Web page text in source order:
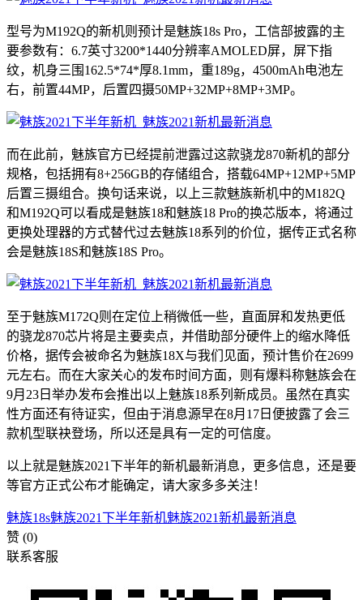
型号为M192Q的新机则预计是魅族18s Pro，工信部披露的主
要参数有：6.7英寸3200*1440分辨率AMOLED屏，屏下指
纹，机身三围162.5*74*厚8.1mm，重189g，4500mAh电池左
右，前置44MP，后置四摄50MP+32MP+8MP+3MP。
而在此前，魅族官方已经提前泄露过这款骁龙870新机的部分
规格，包括拥有8+256GB的存储组合，搭载64MP+12MP+5MP
后置三摄组合。换句话来说，以上三款魅族新机中的M182Q
和M192Q可以看成是魅族18和魅族18 Pro的换芯版本，将通过
更换处理器的方式替代过去魅族18系列的价位，据传正式名称
会是魅族18S和魅族18S Pro。
至于魅族M172Q则在定位上稍微低一些，直面屏和发热更低
的骁龙870芯片将是主要卖点，并借助部分硬件上的缩水降低
价格，据传会被命名为魅族18X与我们见面，预计售价在2699
元左右。而在大家关心的发布时间方面，则有爆料称魅族会在
9月23日举办发布会推出以上魅族18系列新成员。虽然在真实
性方面还有待证实，但由于消息源早在8月17日便披露了会三
款机型联袂登场，所以还是具有一定的可信度。
以上就是魅族2021下半年的新机最新消息，更多信息，还是要
等官方正式公布才能确定，请大家多多关注！
魅族18s魅族2021下半年新机魅族2021新机最新消息
赞 (0)
联系客服